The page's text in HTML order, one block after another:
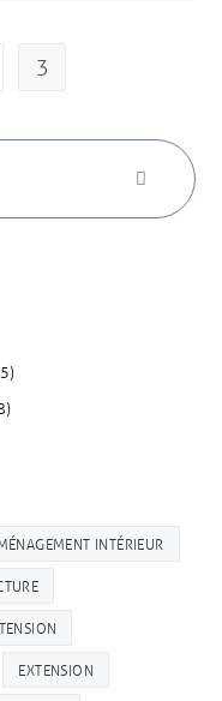
3
INTÉRIEUR
EXTENSION